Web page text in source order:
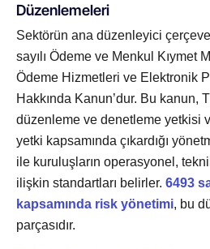
Düzenlemeleri
Sektörün ana düzenleyici
sayılı Ödeme ve Menkul Kıymet
Ödeme Hizmetleri ve Elektronik
Hakkında Kanun’dur. Bu kanun,
düzenleme ve denetleme yetkisi
yetki kapsamında çıkardığı
ile kuruluşların operasyonel,
ilişkin standartları belirler. 6493
kapsamında risk yönetimi, bu
parçasıdır.